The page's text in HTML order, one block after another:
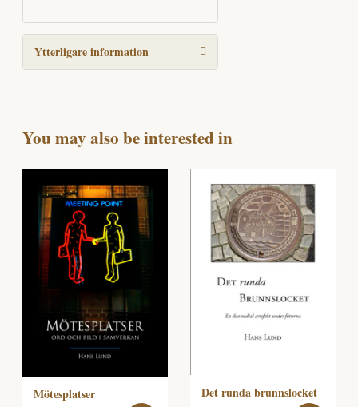
Ytterligare information
You may also be interested in
Mötesplatser Det runda brunnslocket